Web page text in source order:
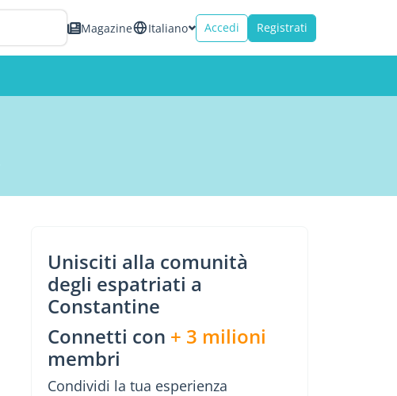
Magazine Italiano Accedi Registrati
Unisciti alla comunità
degli espatriati a
Constantine
Connetti con + 3 milioni
membri
Condividi la tua esperienza